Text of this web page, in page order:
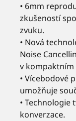
• 6mm
zkušeností
zvuku.
• Nová
Noise
v kompaktním
• Vícebodové
umožňuje
• Technologie
konverzace.